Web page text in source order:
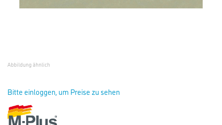
Abbildung ähnlich
Bitte einloggen, um Preise zu sehen